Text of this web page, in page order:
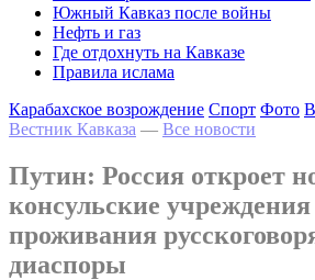
Южный Кавказ после войны
Нефть и газ
Где отдохнуть на Кавказе
Правила ислама
Карабахское возрождение Спорт Фото
Вестник Кавказа — Все новости
Путин: Россия откроет
консульские
проживания
диаспоры